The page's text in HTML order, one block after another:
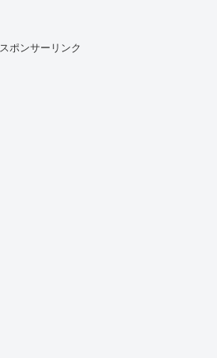
ょうか。そこで今回は、筆...
スポンサーリンク